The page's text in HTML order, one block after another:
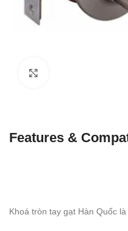
Features &
Khoá tròn tay gạt Hàn Quốc